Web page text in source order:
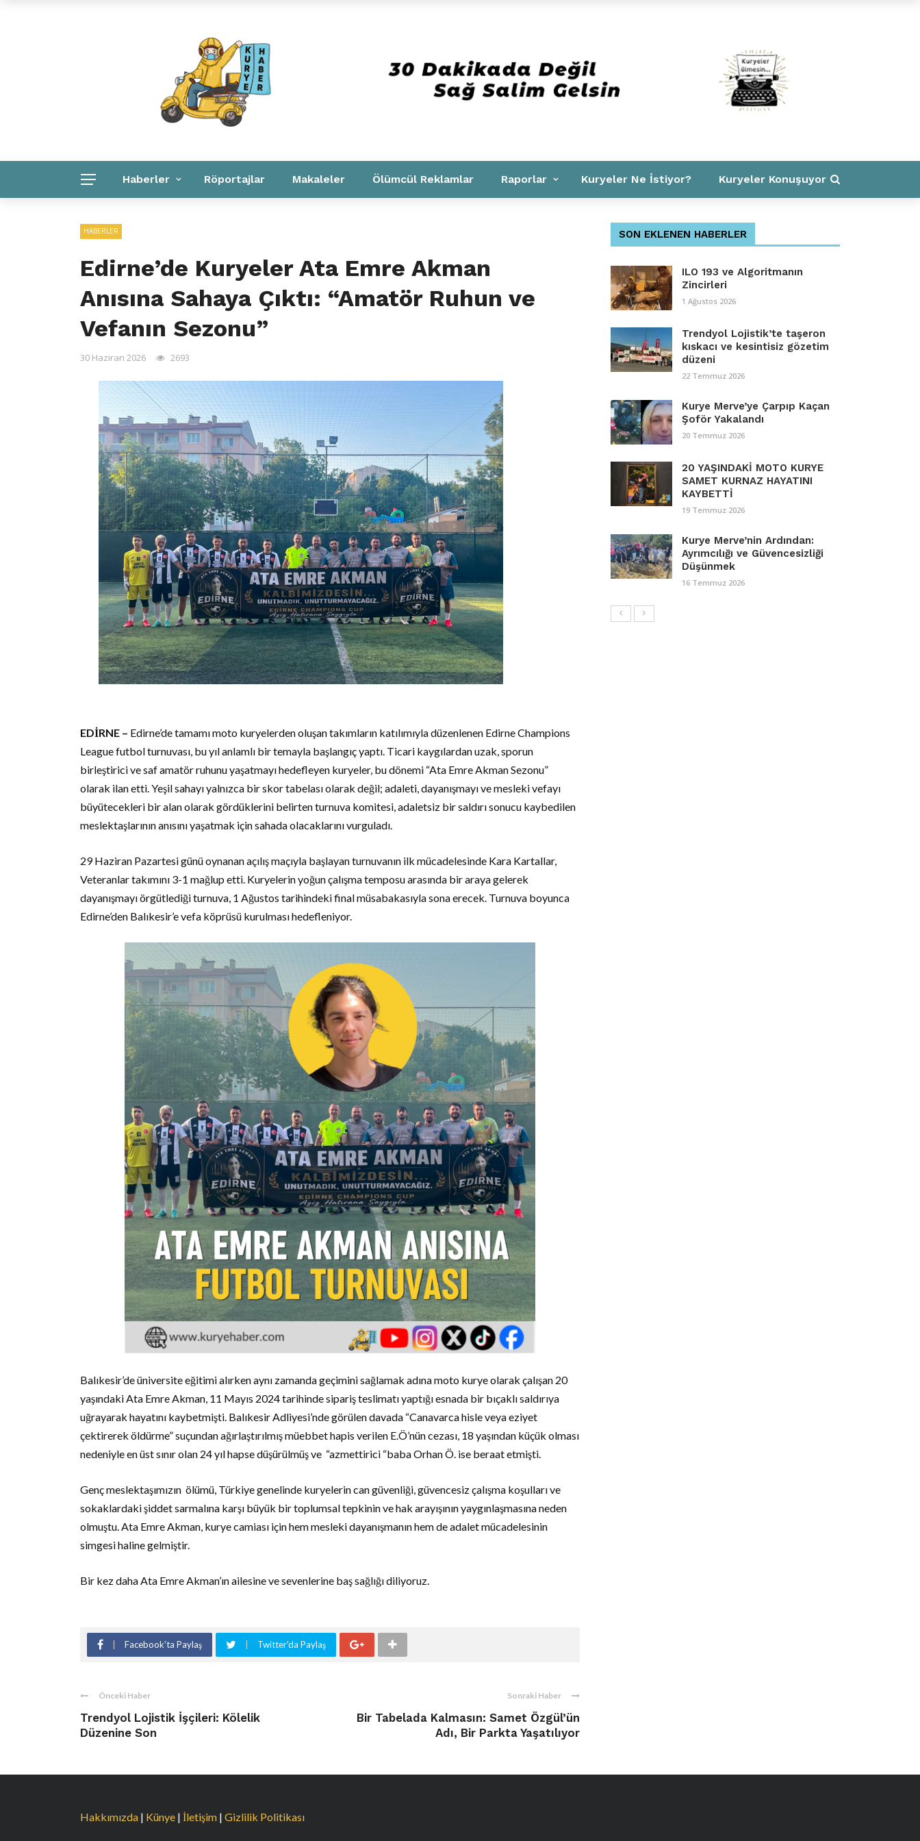
Haberler Röportajlar Makaleler Ölümcül Reklamlar Raporlar Kuryeler Ne İstiyor? Kuryeler Konuşuyor
HABERLER
Edirne’de Kuryeler Ata Emre Akman
Anısına Sahaya Çıktı: “Amatör Ruhun ve
Vefanın Sezonu”
30 Haziran 2026 2693
EDİRNE – Edirne’de tamamı moto kuryelerden oluşan takımların katılımıyla düzenlenen Edirne Champions
League futbol turnuvası, bu yıl anlamlı bir temayla başlangıç yaptı. Ticari kaygılardan uzak, sporun
birleştirici ve saf amatör ruhunu yaşatmayı hedefleyen kuryeler, bu dönemi “Ata Emre Akman Sezonu”
olarak ilan etti. Yeşil sahayı yalnızca bir skor tabelası olarak değil; adaleti, dayanışmayı ve mesleki vefayı
büyütecekleri bir alan olarak gördüklerini belirten turnuva komitesi, adaletsiz bir saldırı sonucu kaybedilen
meslektaşlarının anısını yaşatmak için sahada olacaklarını vurguladı.
29 Haziran Pazartesi günü oynanan açılış maçıyla başlayan turnuvanın ilk mücadelesinde Kara Kartallar,
Veteranlar takımını 3-1 mağlup etti. Kuryelerin yoğun çalışma temposu arasında bir araya gelerek
dayanışmayı örgütlediği turnuva, 1 Ağustos tarihindeki final müsabakasıyla sona erecek. Turnuva boyunca
Edirne’den Balıkesir’e vefa köprüsü kurulması hedefleniyor.
Balıkesir’de üniversite eğitimi alırken aynı zamanda geçimini sağlamak adına moto kurye olarak çalışan 20
yaşındaki Ata Emre Akman, 11 Mayıs 2024 tarihinde sipariş teslimatı yaptığı esnada bir bıçaklı saldırıya
uğrayarak hayatını kaybetmişti. Balıkesir Adliyesi’nde görülen davada “Canavarca hisle veya eziyet
çektirerek öldürme” suçundan ağırlaştırılmış müebbet hapis verilen E.Ö’nün cezası, 18 yaşından küçük olması
nedeniyle en üst sınır olan 24 yıl hapse düşürülmüş ve “azmettirici “baba Orhan Ö. ise beraat etmişti.
Genç meslektaşımızın ölümü, Türkiye genelinde kuryelerin can güvenliği, güvencesiz çalışma koşulları ve
sokaklardaki şiddet sarmalına karşı büyük bir toplumsal tepkinin ve hak arayışının yaygınlaşmasına neden
olmuştu. Ata Emre Akman, kurye camiası için hem mesleki dayanışmanın hem de adalet mücadelesinin
simgesi haline gelmiştir.
Bir kez daha Ata Emre Akman’ın ailesine ve sevenlerine baş sağlığı diliyoruz.
Facebook'ta Paylaş Twitter'da Paylaş
Önceki Haber
Trendyol Lojistik İşçileri: Kölelik
Düzenine Son
Sonraki Haber
Bir Tabelada Kalmasın: Samet Özgül’ün
Adı, Bir Parkta Yaşatılıyor
SON EKLENEN HABERLER
ILO 193 ve Algoritmanın
Zincirleri
1 Ağustos 2026
Trendyol Lojistik’te taşeron
kıskacı ve kesintisiz gözetim
düzeni
22 Temmuz 2026
Kurye Merve’ye Çarpıp Kaçan
Şoför Yakalandı
20 Temmuz 2026
20 YAŞINDAKİ MOTO KURYE
SAMET KURNAZ HAYATINI
KAYBETTİ
19 Temmuz 2026
Kurye Merve’nin Ardından:
Ayrımcılığı ve Güvencesizliği
Düşünmek
16 Temmuz 2026
Hakkımızda | Künye | İletişim | Gizlilik Politikası